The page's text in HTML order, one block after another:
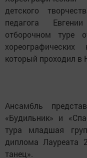
детского
педагога
отборочном туре
который проходил в
Ансамбль
«Будильник» и
тура младшая
диплома Лауреата
танец».